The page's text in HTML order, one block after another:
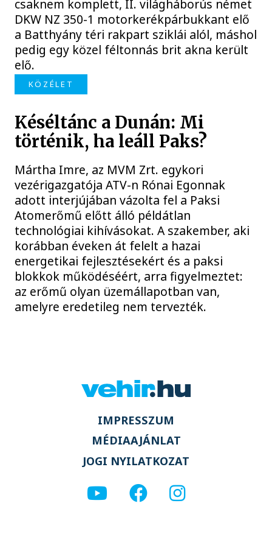
csaknem komplett, II. világháborús német
DKW NZ 350-1 motorkerékpárbukkant elő
a Batthyány téri rakpart sziklái alól, máshol
pedig egy közel féltonnás brit akna került
elő.
KÖZÉLET
Késéltánc a Dunán: Mi
történik, ha leáll Paks?
Mártha Imre, az MVM Zrt. egykori
vezérigazgatója ATV-n Rónai Egonnak
adott interjújában vázolta fel a Paksi
Atomerőmű előtt álló példátlan
technológiai kihívásokat. A szakember, aki
korábban éveken át felelt a hazai
energetikai fejlesztésekért és a paksi
blokkok működéséért, arra figyelmeztet:
az erőmű olyan üzemállapotban van,
amelyre eredetileg nem tervezték.
IMPRESSZUM
MÉDIAAJÁNLAT
JOGI NYILATKOZAT